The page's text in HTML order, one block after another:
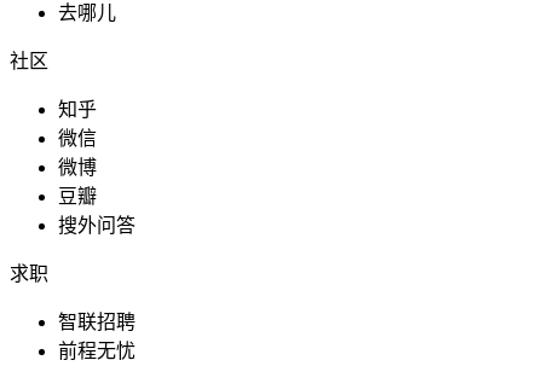
去哪儿
社区
知乎
微信
微博
豆瓣
搜外问答
求职
智联招聘
前程无忧